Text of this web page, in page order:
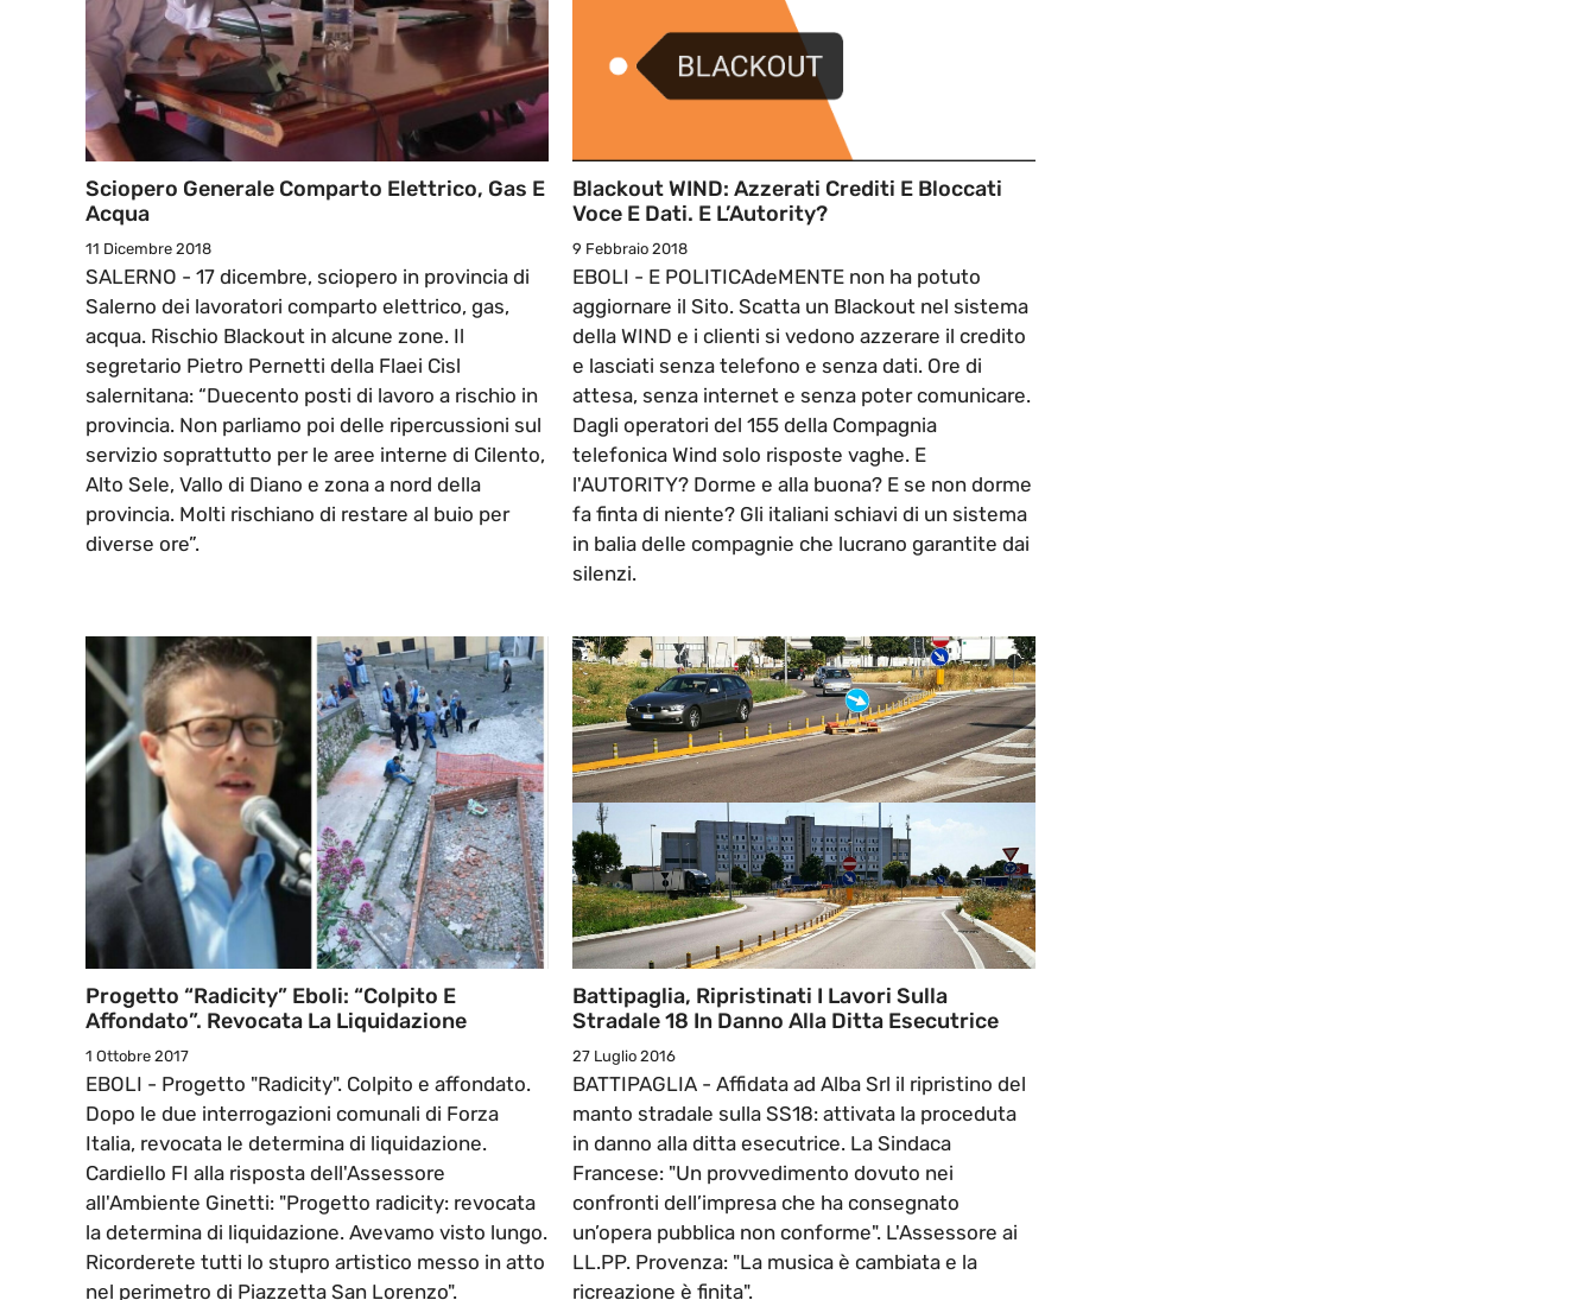
Sciopero Generale Comparto Elettrico, Gas E
Acqua
11 Dicembre 2018
SALERNO - 17 dicembre, sciopero in provincia di
Salerno dei lavoratori comparto elettrico, gas,
acqua. Rischio Blackout in alcune zone. Il
segretario Pietro Pernetti della Flaei Cisl
salernitana: “Duecento posti di lavoro a rischio in
provincia. Non parliamo poi delle ripercussioni sul
servizio soprattutto per le aree interne di Cilento,
Alto Sele, Vallo di Diano e zona a nord della
provincia. Molti rischiano di restare al buio per
diverse ore”.
Blackout WIND: Azzerati Crediti E Bloccati
Voce E Dati. E L’Autority?
9 Febbraio 2018
EBOLI - E POLITICAdeMENTE non ha potuto
aggiornare il Sito. Scatta un Blackout nel sistema
della WIND e i clienti si vedono azzerare il credito
e lasciati senza telefono e senza dati. Ore di
attesa, senza internet e senza poter comunicare.
Dagli operatori del 155 della Compagnia
telefonica Wind solo risposte vaghe. E
l'AUTORITY? Dorme e alla buona? E se non dorme
fa finta di niente? Gli italiani schiavi di un sistema
in balia delle compagnie che lucrano garantite dai
silenzi.
Progetto “Radicity” Eboli: “Colpito E
Affondato”. Revocata La Liquidazione
1 Ottobre 2017
EBOLI - Progetto "Radicity". Colpito e affondato.
Dopo le due interrogazioni comunali di Forza
Italia, revocata le determina di liquidazione.
Cardiello FI alla risposta dell'Assessore
all'Ambiente Ginetti: "Progetto radicity: revocata
la determina di liquidazione. Avevamo visto lungo.
Ricorderete tutti lo stupro artistico messo in atto
nel perimetro di Piazzetta San Lorenzo".
Battipaglia, Ripristinati I Lavori Sulla
Stradale 18 In Danno Alla Ditta Esecutrice
27 Luglio 2016
BATTIPAGLIA - Affidata ad Alba Srl il ripristino del
manto stradale sulla SS18: attivata la proceduta
in danno alla ditta esecutrice. La Sindaca
Francese: "Un provvedimento dovuto nei
confronti dell’impresa che ha consegnato
un’opera pubblica non conforme". L'Assessore ai
LL.PP. Provenza: "La musica è cambiata e la
ricreazione è finita".